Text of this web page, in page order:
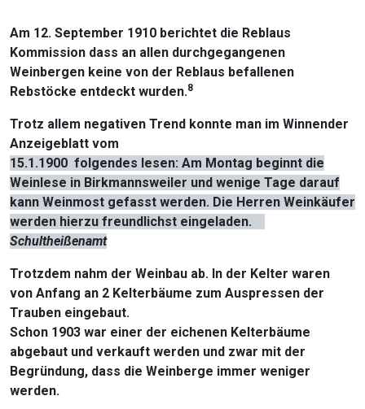
Am 12. September 1910 berichtet die Reblaus
Kommission dass an allen durchgegangenen
Weinbergen keine von der Reblaus befallenen
Rebstöcke entdeckt wurden.8
Trotz allem negativen Trend konnte man im Winnender
Anzeigeblatt vom
15.1.1900 folgendes lesen: Am Montag beginnt die
Weinlese in Birkmannsweiler und wenige Tage darauf
kann Weinmost gefasst werden. Die Herren Weinkäufer
werden hierzu freundlichst eingeladen.
Schultheißenamt
Trotzdem nahm der Weinbau ab. In der Kelter waren
von Anfang an 2 Kelterbäume zum Auspressen der
Trauben eingebaut.
Schon 1903 war einer der eichenen Kelterbäume
abgebaut und verkauft werden und zwar mit der
Begründung, dass die Weinberge immer weniger
werden.